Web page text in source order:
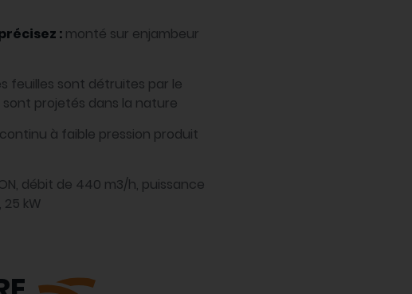
: monté sur enjambeur
feuilles sont détruites par le
projetés dans la nature
à faible pression produit
débit de 440 m3/h, puissance
kW